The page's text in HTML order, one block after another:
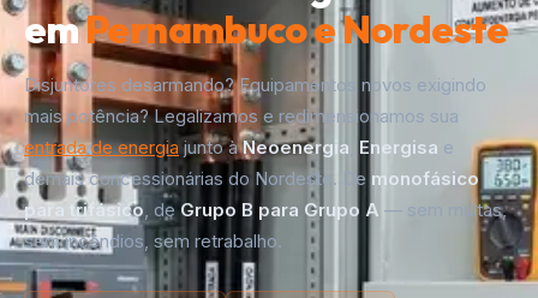
emPernambuco e Nordeste
Disjuntores desarmando? Equipamentos novos exigindo
mais potência? Legalizamos e redimensionamos sua
entrada de energia junto àNeoenergia Energisa e
demais concessionárias do Nordeste. De monofásico
para trifásico, deGrupo B para Grupo A — sem multas,
sem incêndios, sem retrabalho.